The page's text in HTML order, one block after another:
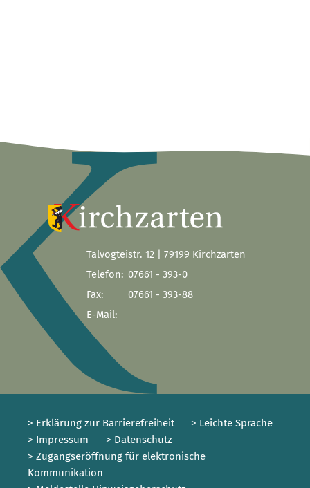
Talvogteistr. 12 | 79199 Kirchzarten
Telefon: 07661 - 393-0
Fax:
07661 - 393-88
E-Mail:
> Erklärung zur Barrierefreiheit
> Leichte Sprache
> Impressum
> Datenschutz
> Zugangseröffnung für elektronische
Kommunikation